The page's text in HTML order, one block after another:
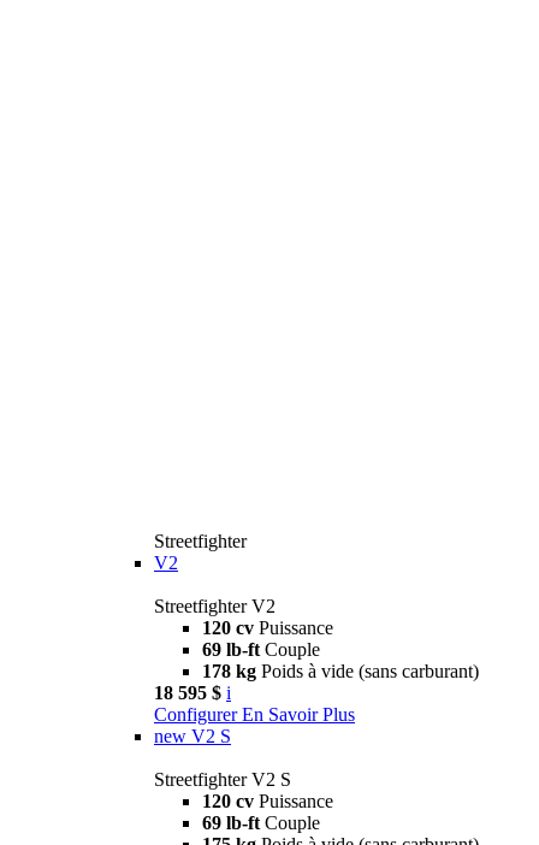
Streetfighter
V2
Streetfighter V2
120 cv Puissance
69 lb-ft Couple
178 kg Poids à vide (sans carburant)
18 595 $ i
Configurer En Savoir Plus
new V2 S
Streetfighter V2 S
120 cv Puissance
69 lb-ft Couple